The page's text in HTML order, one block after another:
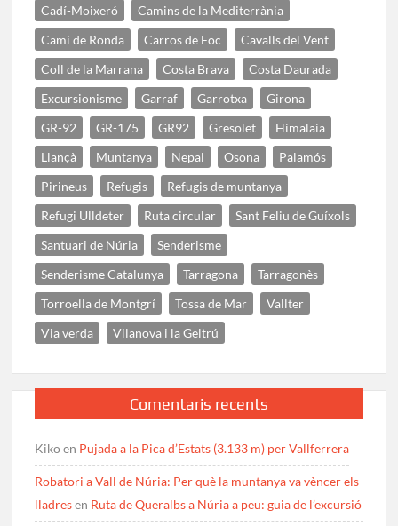
Cadí-Moixeró
Camins de la Mediterrània
Camí de Ronda
Carros de Foc
Cavalls del Vent
Coll de la Marrana
Costa Brava
Costa Daurada
Excursionisme
Garraf Garrotxa
Girona
GR-92
GR-175 GR92 Gresolet
Himalaia
Llançà
Muntanya Nepal Osona
Palamós
Pirineus
Refugis
Refugis de muntanya
Refugi Ulldeter
Ruta circular
Sant Feliu de Guíxols
Santuari de Núria
Senderisme
Senderisme Catalunya
Tarragona
Tarragonès
Torroella de Montgrí
Tossa de Mar
Vallter
Via verda
Vilanova i la Geltrú
Comentaris recents
Kikoen Pujada a la Pica d’Estats (3.133 m) per Vallferrera
Robatori a Vall de Núria: Per què la muntanya va vèncer els
lladresen Ruta de Queralbs a Núria a peu: guia de l’excursió